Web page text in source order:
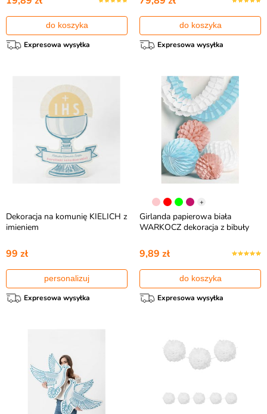
do koszyka
Expresowa wysyłka
do koszyka
Expresowa wysyłka
Dekoracja na komunię KIELICH z
imieniem
99 zł
personalizuj
Expresowa wysyłka
+
Girlanda papierowa biała
WARKOCZ dekoracja z bibuły
9,89 zł
do koszyka
Expresowa wysyłka